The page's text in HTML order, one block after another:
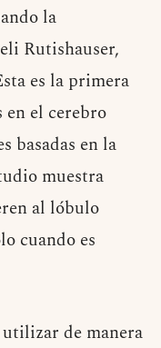
la
Rutishauser,
es la primera
en el cerebro
basadas en la
muestra
al lóbulo
cuando es
de manera